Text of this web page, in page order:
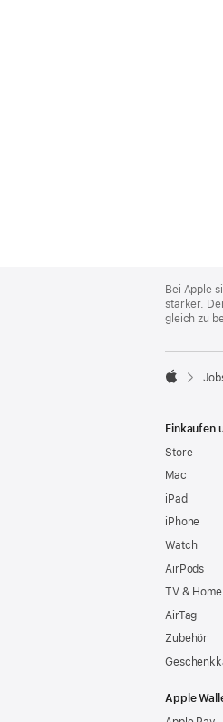
Footer
Bei Apple
stärker.
gleich zu

Einkaufen
Store
Mac
iPad
iPhone
Watch
AirPods
TV & Home
AirTag
Zubehör
Apple